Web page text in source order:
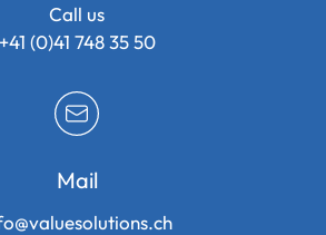
Call us
+41 (0)41 748 35 50
Mail